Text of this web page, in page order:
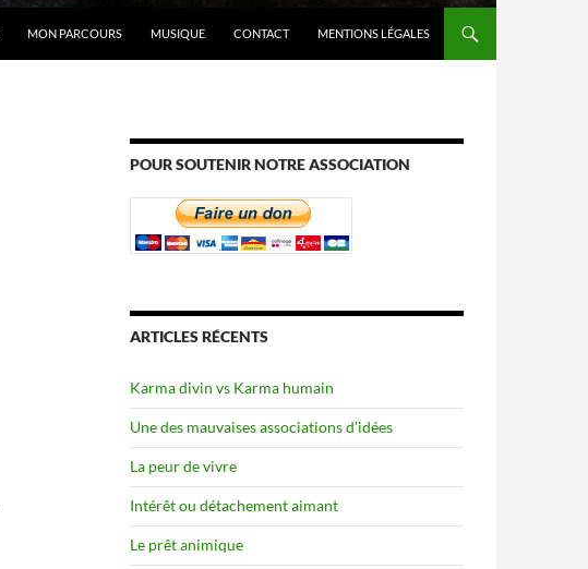
MON PARCOURS MUSIQUE CONTACT MENTIONS LÉGALES
POUR SOUTENIR NOTRE ASSOCIATION
ARTICLES RÉCENTS
Karma divin vs Karma humain
Une des mauvaises associations d’idées
La peur de vivre
Intérêt ou détachement aimant
Le prêt animique